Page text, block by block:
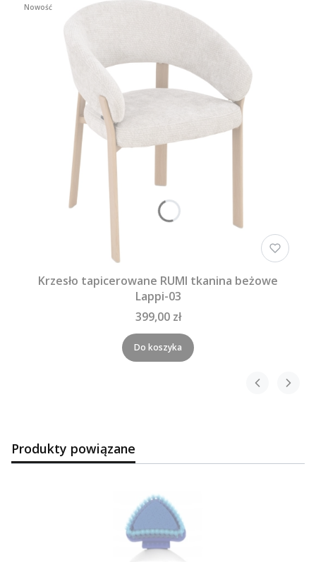
Nowość
Krzesło tapicerowane RUMI tkanina beżowe
Lappi-03
399,00 zł
Do koszyka
Produkty powiązane